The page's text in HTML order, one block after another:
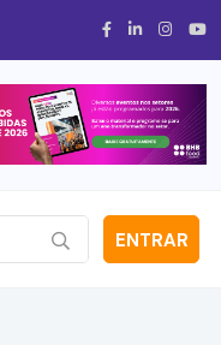
ENTRAR